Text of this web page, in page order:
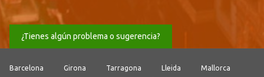
¿Tienes algún problema o sugerencia?
Barcelona Girona Tarragona Lleida
Mallorca